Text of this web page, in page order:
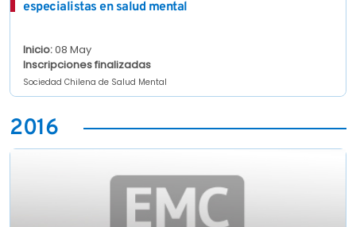
especialistas en salud mental
Inicio:08 May
Inscripciones finalizadas
Sociedad Chilena de Salud Mental
2016